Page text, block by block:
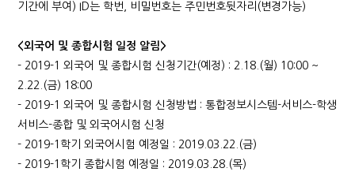
기간에 부여) ID는 학번, 비밀번호는 주민번호뒷자리(변경가능)
<외국어 및 종합시험 일정 알림>
- 2019-1 외국어 및 종합시험 신청기간(예정) : 2.18.(월) 10:00 ~
2.22.(금) 18:00
- 2019-1 외국어 및 종합시험 신청방법 : 통합정보시스템-서비스-학생
서비스-종합 및 외국어시험 신청
- 2019-1학기 외국어시험 예정일 : 2019.03.22.(금)
- 2019-1학기 종합시험 예정일 : 2019.03.28.(목)